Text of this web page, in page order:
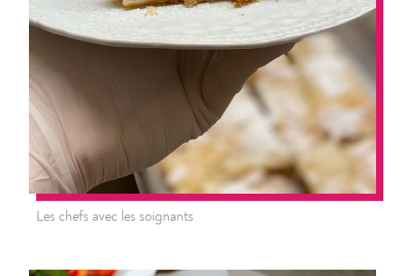
Les chefs avec les soignants